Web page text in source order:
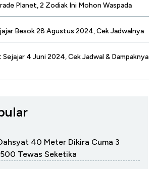
Planet, 2 Zodiak Ini Mohon Waspada
Besok 28 Agustus 2024, Cek Jadwalnya
4 Juni 2024, Cek Jadwal & Dampaknya
40 Meter Dikira Cuma 3
Tewas Seketika